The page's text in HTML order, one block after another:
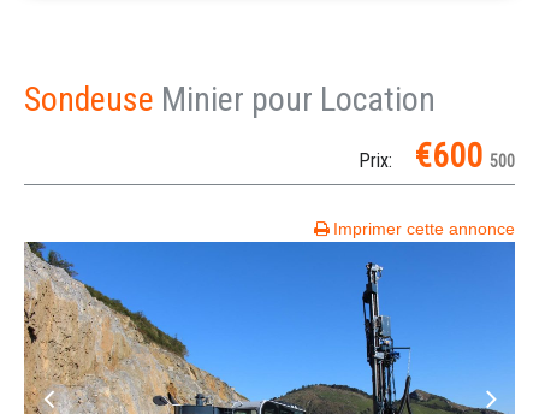
Sondeuse Minier pour Location
Prix: €600 500
Imprimer cette annonce